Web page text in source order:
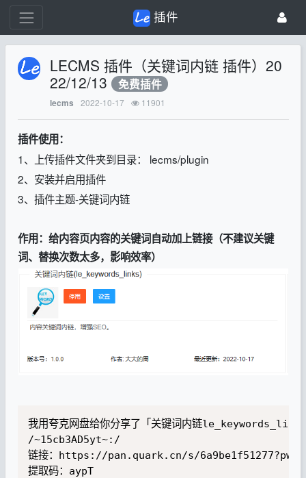
插件
LECMS 插件（关键词内链 插件）20
22/12/13 免费插件
lecms 2022-10-17 11901
插件使用：
1、上传插件文件夹到目录： lecms/plugin
2、安装并启用插件
3、插件主题-关键词内链
作用：给内容页内容的关键词自动加上链接（不建议关键
词、替换次数太多，影响效率）
我用夸克网盘给你分享了「关键词内链
/~15cb3AD5yt~:/
链接：https://pan.quark.cn/s/
提取码：aypT